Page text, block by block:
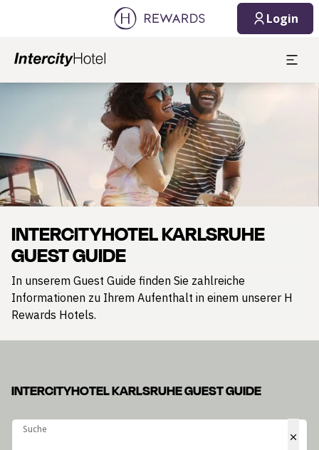
Login
Dia 1 von 1
INTERCITYHOTEL KARLSRUHE
GUEST GUIDE
In unserem Guest Guide finden Sie zahlreiche
Informationen zu Ihrem Aufenthalt in einem unserer H
Rewards Hotels.
INTERCITYHOTEL KARLSRUHE GUEST GUIDE
Suche
Suche